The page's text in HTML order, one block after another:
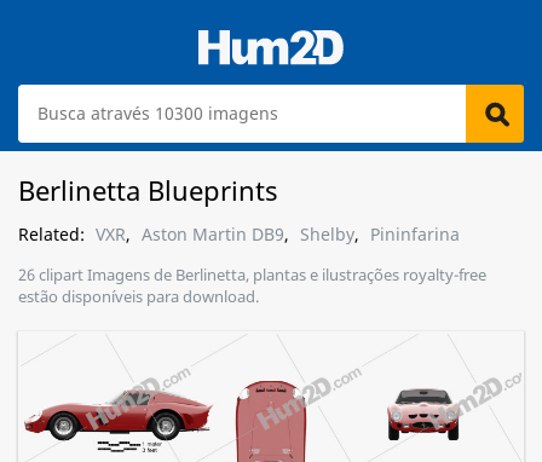
Berlinetta Blueprints
Related: VXR, Aston Martin DB9, Shelby, Pininfarina
26 clipart Imagens de Berlinetta, plantas e ilustrações royalty-free
estão disponíveis para download.